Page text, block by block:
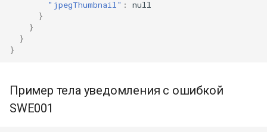
"jpegThumbnail" :
null
}
}
}
}
Пример тела уведомления с ошибкой
SWE001